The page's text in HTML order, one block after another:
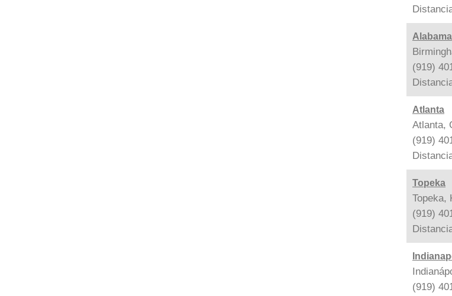
Alabama
(919)
Atlanta
Atlanta,
(919)
Topeka
Topeka,
(919)
(919)